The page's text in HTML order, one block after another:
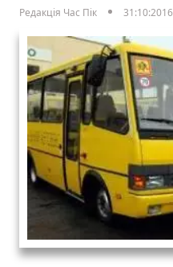
Редакція Час Пік
31:10:2016